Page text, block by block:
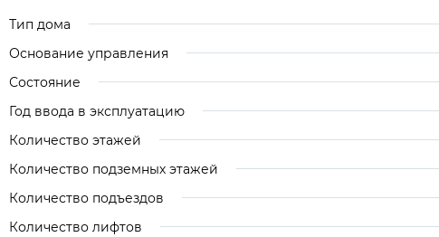
Тип дома
Основание управления
Состояние
Год ввода в эксплуатацию
Количество этажей
Количество подземных этажей
Количество подъездов
Количество лифтов